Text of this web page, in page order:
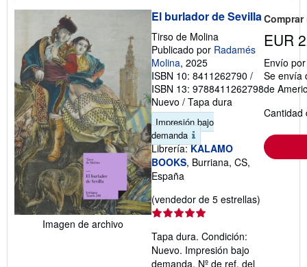
Imagen de archivo
El burlador de Sevilla
Tirso de Molina
Publicado por Radamés
Molina, 2025
ISBN 10: 8411262790 /
ISBN 13: 9788411262798
Nuevo / Tapa dura
Impresión bajo
demanda
Librería: KALAMO
BOOKS, Burriana, CS,
España
(vendedor de 5 estrellas)
Tapa dura. Condición:
Nuevo. Impresión bajo
demanda. Nº de ref. del
EUR
Envío
Se envía
de
Cantidad